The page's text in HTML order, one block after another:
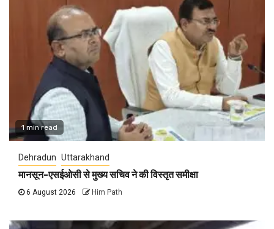
1 min read
Dehradun Uttarakhand
मानसून-एसईओसी से मुख्य सचिव ने की विस्तृत समीक्षा
6 August 2026 Him Path